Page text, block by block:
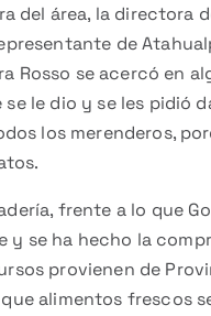
del área, la directora
de
Rosso se acercó en
le dio y se les pidió
los merenderos,
frente a lo que
y se ha hecho la
provienen de
alimentos frescos